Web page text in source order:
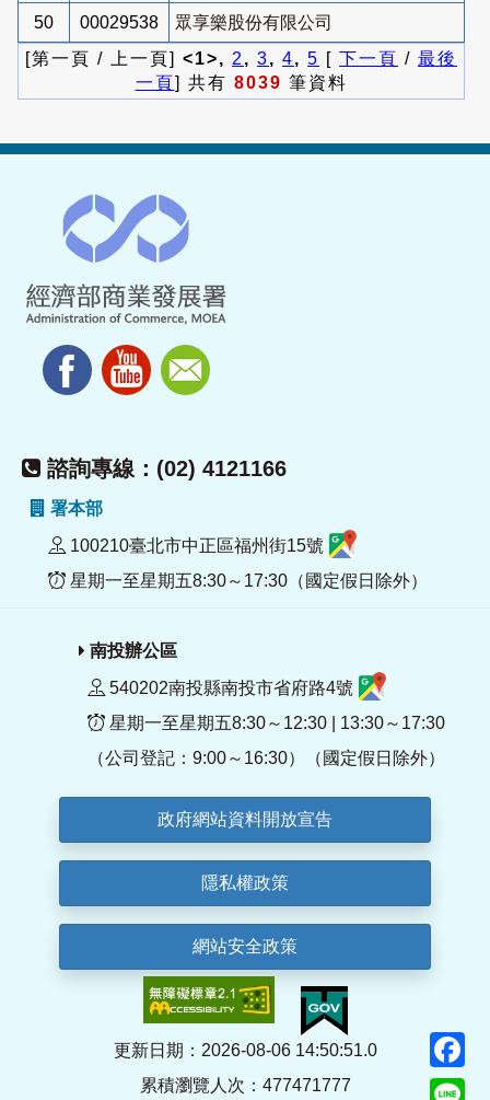
50 00029538
眾享樂股份有限公司
[第一頁 / 上一頁] <1>, 2 , 3, 4, 5 [ 下一頁 / 最後
一頁] 共有 8039 筆資料
諮詢專線：(02) 4121166
署本部
100210臺北市中正區福州街15號
星期一至星期五8:30～17:30（國定假日除外）
南投辦公區
540202南投縣南投市省府路4號
星期一至星期五8:30～12:30 | 13:30～17:30
（公司登記：9:00～16:30）（國定假日除外）
政府網站資料開放宣告
隱私權政策
網站安全政策
更新日期：2026-08-06 14:50:51.0
累積瀏覽人次：477471777